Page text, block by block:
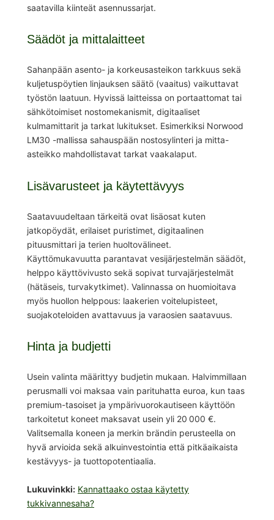
saatavilla kiinteät asennussarjat.
Säädöt ja mittalaitteet
Sahanpään asento- ja korkeusasteikon tarkkuus sekä
kuljetuspöytien linjauksen säätö (vaaitus) vaikuttavat
työstön laatuun. Hyvissä laitteissa on portaattomat tai
sähkötoimiset nostomekanismit, digitaaliset
kulmamittarit ja tarkat lukitukset. Esimerkiksi Norwood
LM30 -mallissa sahauspään nostosylinteri ja mitta-
asteikko mahdollistavat tarkat vaakalaput.
Lisävarusteet ja käytettävyys
Saatavuudeltaan tärkeitä ovat lisäosat kuten
jatkopöydät, erilaiset puristimet, digitaalinen
pituusmittari ja terien huoltovälineet.
Käyttömukavuutta parantavat vesijärjestelmän säädöt,
helppo käyttövivusto sekä sopivat turvajärjestelmät
(hätäseis, turvakytkimet). Valinnassa on huomioitava
myös huollon helppous: laakerien voitelupisteet,
suojakoteloiden avattavuus ja varaosien saatavuus.
Hinta ja budjetti
Usein valinta määrittyy budjetin mukaan. Halvimmillaan
perusmalli voi maksaa vain parituhatta euroa, kun taas
premium-tasoiset ja ympärivuorokautiseen käyttöön
tarkoitetut koneet maksavat usein yli 20 000 €.
Valitsemalla koneen ja merkin brändin perusteella on
hyvä arvioida sekä alkuinvestointia että pitkäaikaista
kestävyys- ja tuottopotentiaalia.
Lukuvinkki: Kannattaako ostaa käytetty
tukkivannesaha?